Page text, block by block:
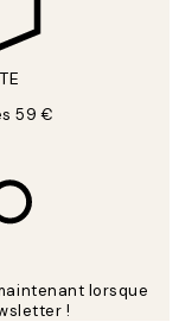
59 €
lorsque
!